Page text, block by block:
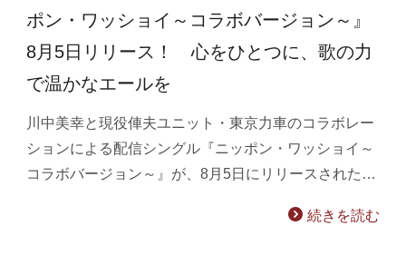
ポン・ワッショイ～コラボバージョン～』
8月5日リリース！ 心をひとつに、歌の力
で温かなエールを
川中美幸と現役俥夫ユニット・東京力車のコラボレー
ションによる配信シングル『ニッポン・ワッショイ～
コラボバージョン～』が、8月5日にリリースされた…
続きを読む